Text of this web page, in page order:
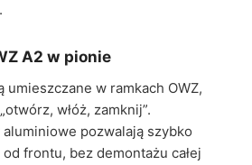
A2 w pionie
umieszczane w ramkach OWZ,
włóż, zamknij”.
pozwalają szybko
frontu, bez demontażu całej